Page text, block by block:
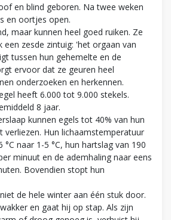
en blind geboren. Na twee weken
en oortjes open.
maar kunnen heel goed ruiken. Ze
een zesde zintuig: 'het orgaan van
tussen hun gehemelte en de
ervoor dat ze geuren heel
onderzoeken en herkennen.
heeft 6.000 tot 9.000 stekels.
8 jaar.
kunnen egels tot 40% van hun
verliezen. Hun lichaamstemperatuur
°C naar 1-5 °C, hun hartslag van 190
minuut en de ademhaling naar eens
Bovendien stopt hun
de hele winter aan één stuk door.
en gaat hij op stap. Als zijn